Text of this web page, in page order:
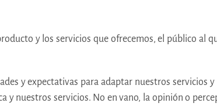
y los servicios que ofrecemos, el público al
y expectativas para adaptar nuestros servicios
y nuestros servicios. No en vano, la opinión o